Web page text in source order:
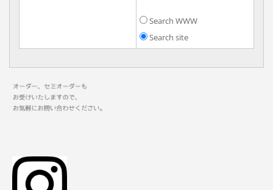
Search WWW
Search site